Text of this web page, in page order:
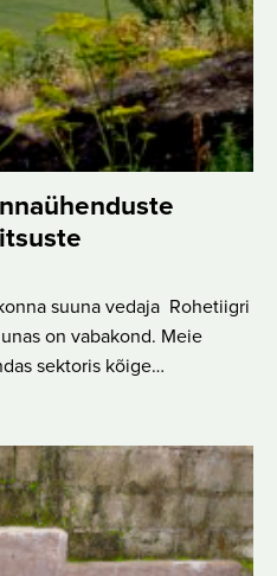
suuna vedaja Rohetiigri
on vabakond. Meie
sektoris kõige…